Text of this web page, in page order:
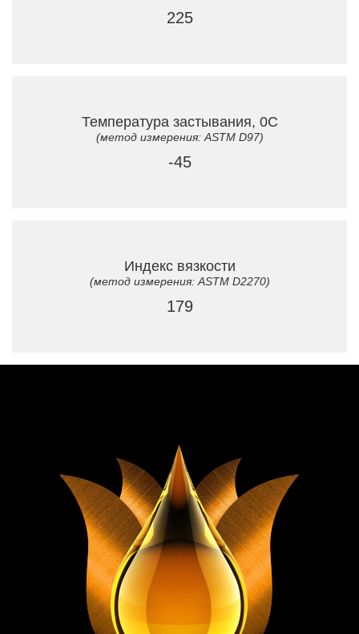
225
Температура застывания, 0C
(метод измерения: ASTM D97)
-45
Индекс вязкости
(метод измерения: ASTM D2270)
179